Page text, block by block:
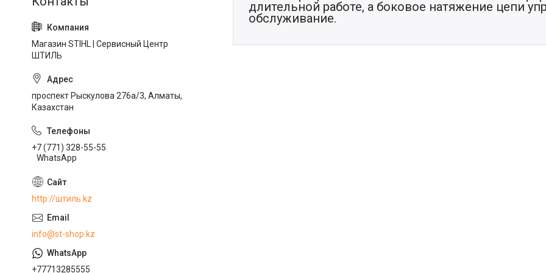
длительной работе, а боковое натяжение цепи
обслуживание.
Магазин STIHL | Сервисный Центр
ШТИЛЬ
проспект Рыскулова 276а/3, Алматы,
Казахстан
+7 (771) 328-55-55
WhatsApp
http://штиль.kz
info@st-shop.kz
+77713285555